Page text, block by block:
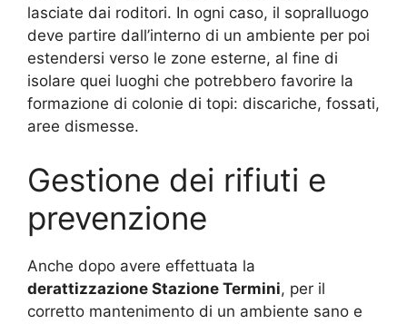
lasciate dai roditori. In ogni caso, il sopralluogo
deve partire dall’interno di un ambiente per poi
estendersi verso le zone esterne, al fine di
isolare quei luoghi che potrebbero favorire la
formazione di colonie di topi: discariche, fossati,
aree dismesse.
Gestione dei rifiuti e
prevenzione
Anche dopo avere effettuata la
derattizzazione Stazione Termini, per il
corretto mantenimento di un ambiente sano e